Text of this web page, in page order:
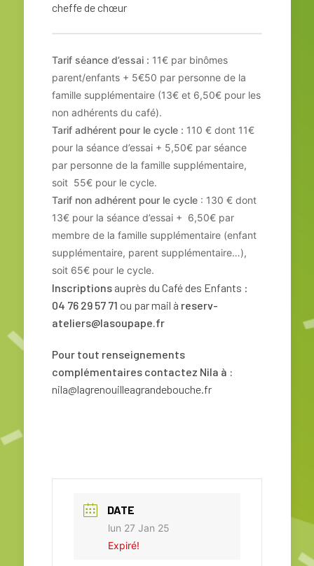
cheffe de chœur
Tarif séance d’essai : 11€ par binômes
parent/enfants + 5€50 par personne de la
famille supplémentaire (13€ et 6,50€ pour les
non adhérents du café).
Tarif adhérent pour le cycle : 110 € dont 11€
pour la séance d’essai + 5,50€ par séance
par personne de la famille supplémentaire,
soit 55€ pour le cycle.
Tarif non adhérent pour le cycle : 130 € dont
13€ pour la séance d’essai + 6,50€ par
membre de la famille supplémentaire (enfant
supplémentaire, parent supplémentaire…),
soit 65€ pour le cycle.
Inscriptions auprès du Café des Enfants :
04 76 29 57 71 ou par mail à reserv-
ateliers@lasoupape.fr
Pour tout renseignements
complémentaires contactez Nila à :
nila@lagrenouilleagrandebouche.fr
DATE
lun 27 Jan 25
Expiré!